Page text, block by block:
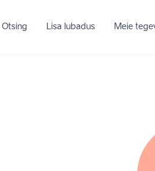
Otsing Lisa lubadus Meie